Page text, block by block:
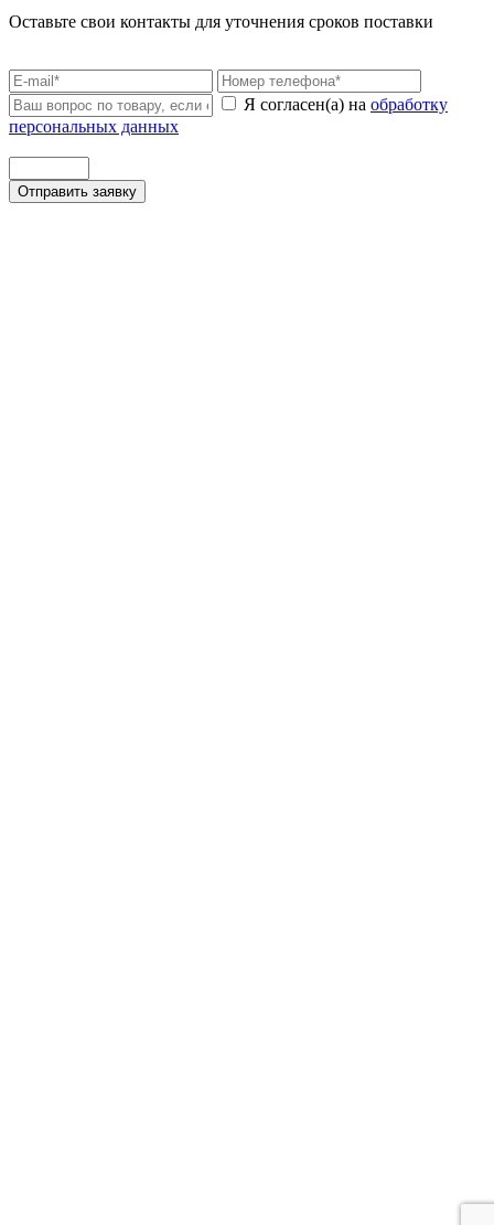
Оставьте свои контакты для уточнения сроков поставки
Я согласен(а) на обработку
персональных данных
Отправить заявку